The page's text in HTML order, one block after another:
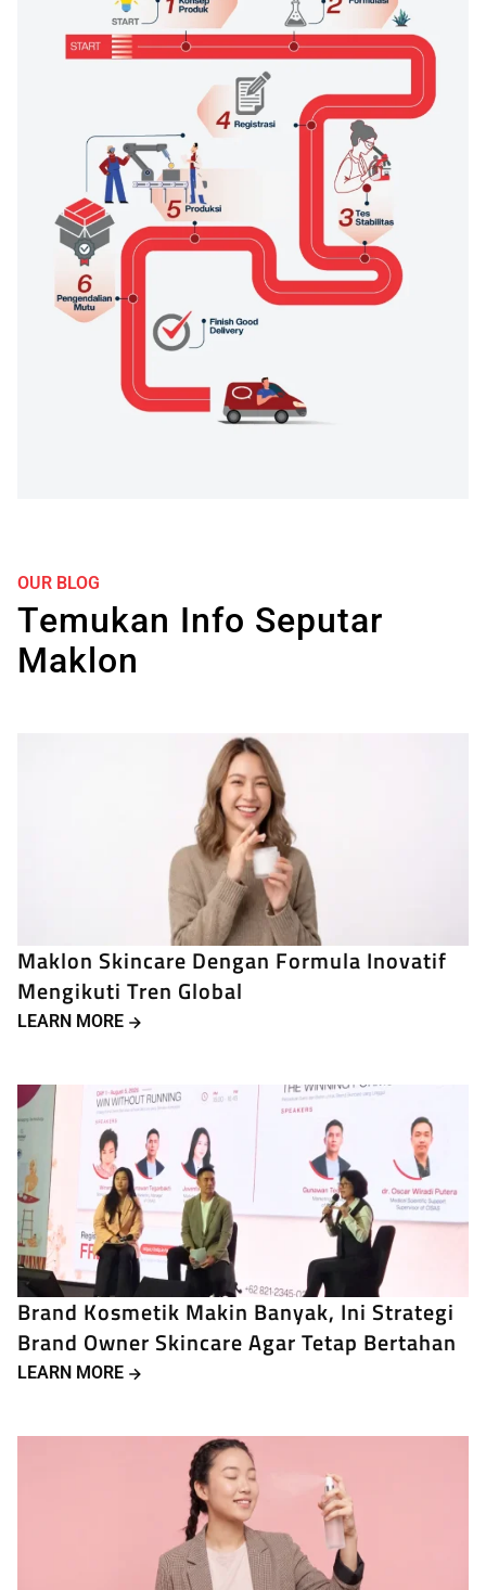
OUR BLOG
Temukan Info Seputar
Maklon
Maklon Skincare Dengan Formula Inovatif
Mengikuti Tren Global
LEARN MORE
Brand Kosmetik Makin Banyak, Ini Strategi
Brand Owner Skincare Agar Tetap Bertahan
LEARN MORE